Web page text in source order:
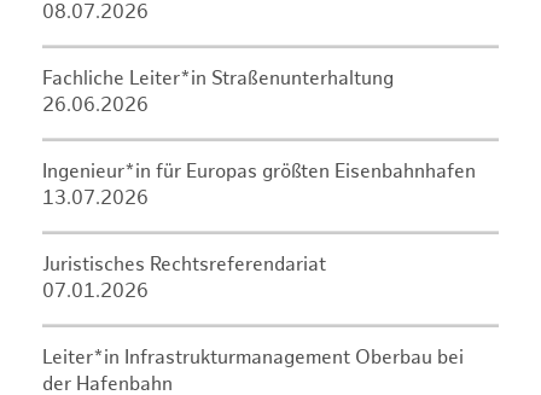
08.07.2026
Fachliche Leiter*in Straßenunterhaltung
26.06.2026
Ingenieur*in für Europas größten Eisenbahnhafen
13.07.2026
Juristisches Rechtsreferendariat
07.01.2026
Leiter*in Infrastrukturmanagement Oberbau bei
der Hafenbahn